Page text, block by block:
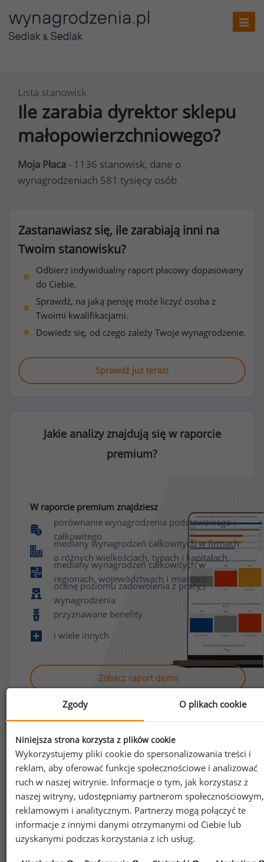
Lista stanowisk
Ile zarabia dyrektor sklepu
małopowierzchniowego?
Moja Płaca - 1136 stanowisk, dane o
wynagrodzeniach 581 tysięcy osób
Zastanawiasz się, ile zarabiają inni na
Twoim stanowisku?
Odbierz indywidualny raport płacowy dopasowany
do Ciebie.
Sprawdź, na jaką pensję może liczyć osoba z
Twoimi kwalifikacjami.
Dowiedz się, od czego zależy Twoje wynagrodzenie.
Sprawdź już teraz!
Jakie analizy znajdują się w raporcie
premium?
W raporcie premium znajdziesz
porównanie wynagrodzenia podstawowego i
całkowitego
mediany wynagrodzeń całkowitych w firmach
o różnych wielkościach, typach i kapitałach
mediany wynagrodzeń całkowitych w
regionach, województwach i miastach
ocenę poziomu zadowolenia z pracy i
wynagrodzenia
przyznawane benefity
i wiele innych
Zobacz raport demo
Jak uzyskać dostęp do raportu?
Zgody O plikach cookie
Niniejsza strona korzysta z plików cookie
Wykorzystujemy pliki cookie do spersonalizowania treści i
reklam, aby oferować funkcje społecznościowe i analizować
ruch w naszej witrynie. Informacje o tym, jak korzystasz z
naszej witryny, udostępniamy partnerom społecznościowym,
reklamowym i analitycznym. Partnerzy mogą połączyć te
informacje z innymi danymi otrzymanymi od Ciebie lub
uzyskanymi podczas korzystania z ich usług.